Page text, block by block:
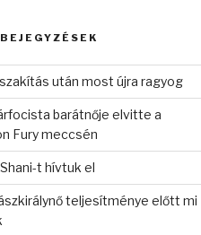
után most újra ragyog
barátnője elvitte a
Fury meccsén
t hívtuk el
teljesítménye előtt mi